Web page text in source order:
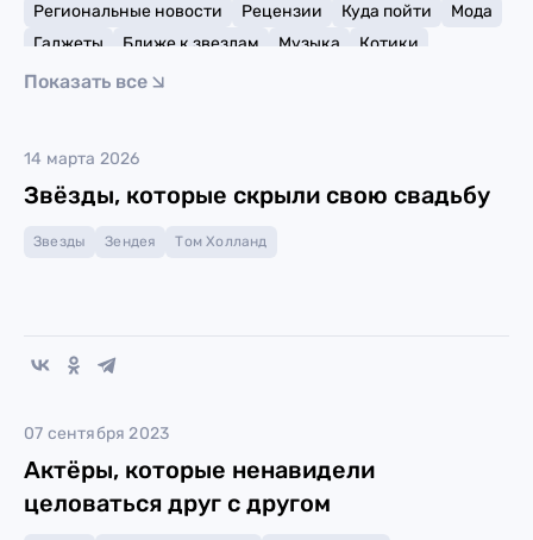
Региональные новости
Рецензии Куда пойти
Мода
Гаджеты
Ближе к звездам Музыка
Котики
Мемы и тренды
Показать все
14 марта 2026
Звёзды, которые скрыли свою свадьбу
Звезды Зендея Том Холланд
07 сентября 2023
Актёры, которые ненавидели
целоваться друг с другом